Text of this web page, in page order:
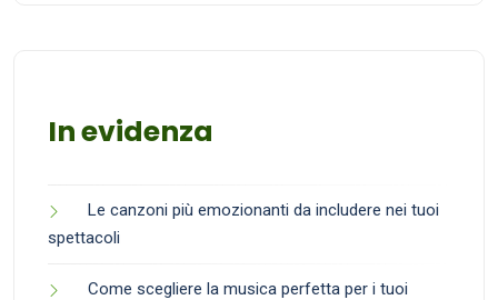
In evidenza
Le canzoni più emozionanti da includere nei tuoi
spettacoli
Come scegliere la musica perfetta per i tuoi